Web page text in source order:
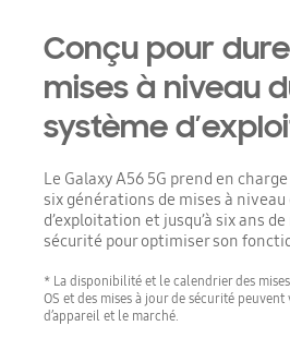
Conçu pour
mises à niveau
système
Le Galaxy A56 5G prend en charge
six générations de mises à niveau
d’exploitation et jusqu’à six ans
sécurité pour optimiser son
* La disponibilité et le calendrier des
OS et des mises à jour de sécurité
d’appareil et le marché.